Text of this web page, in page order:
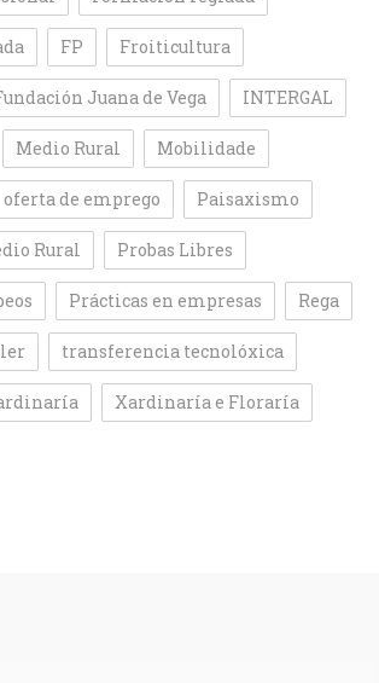
FP Froiticultura
Juana de Vega INTERGAL
Medio Rural Mobilidade
oferta de emprego Paisaxismo
Rural Probas Libres
Prácticas en empresas Rega
transferencia tecnolóxica
Xardinaría e Floraría